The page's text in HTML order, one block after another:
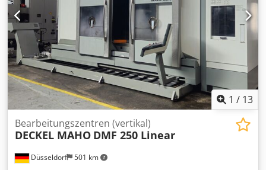
1 / 13
Düsseldorf 501 km
Bearbeitungszentren (vertikal)
DECKEL MAHO DMF 250 Linear